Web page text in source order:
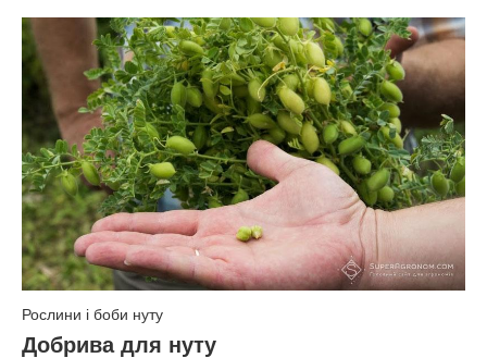
Рослини і боби нуту
Добрива для нуту